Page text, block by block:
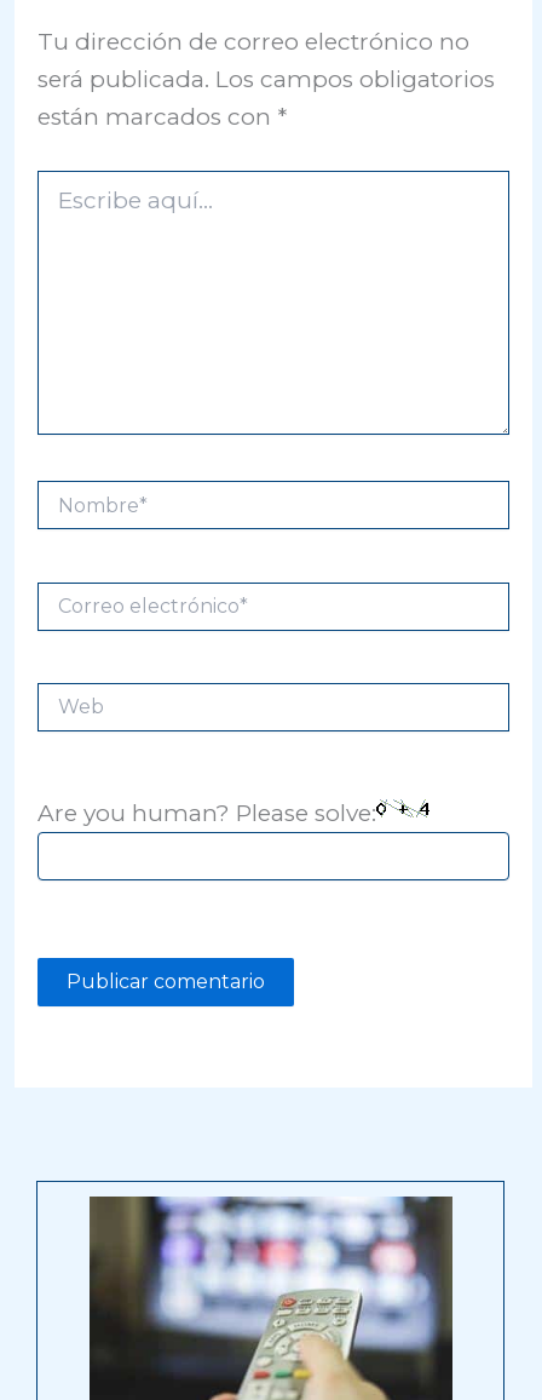
Tu dirección de correo electrónico no
será publicada. Los campos obligatorios
están marcados con *
aquí...
Nombre*
electrónico*
Web
Are you human? Please solve: